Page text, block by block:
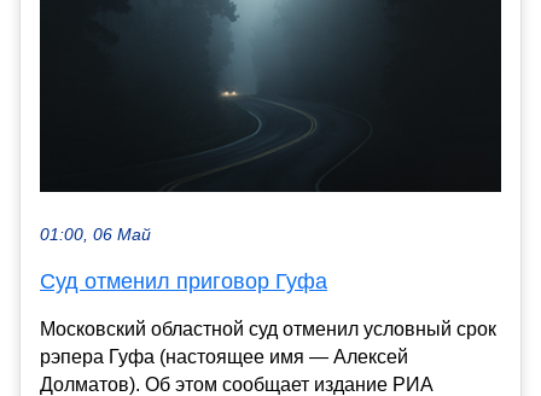
01:00, 06 Май
Суд отменил приговор Гуфа
Московский областной суд отменил условный срок
рэпера Гуфа (настоящее имя — Алексей
Долматов). Об этом сообщает издание РИА